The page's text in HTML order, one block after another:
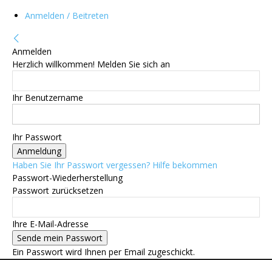
Anmelden / Beitreten
Anmelden
Herzlich willkommen! Melden Sie sich an
Ihr Benutzername
Ihr Passwort
Haben Sie Ihr Passwort vergessen? Hilfe bekommen
Passwort-Wiederherstellung
Passwort zurücksetzen
Ihre E-Mail-Adresse
Ein Passwort wird Ihnen per Email zugeschickt.